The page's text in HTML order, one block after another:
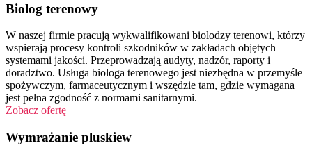
Biolog terenowy
W naszej firmie pracują wykwalifikowani biolodzy terenowi, którzy
wspierają procesy kontroli szkodników w zakładach objętych
systemami jakości. Przeprowadzają audyty, nadzór, raporty i
doradztwo. Usługa biologa terenowego jest niezbędna w przemyśle
spożywczym, farmaceutycznym i wszędzie tam, gdzie wymagana
jest pełna zgodność z normami sanitarnymi.
Zobacz ofertę
Wymrażanie pluskiew